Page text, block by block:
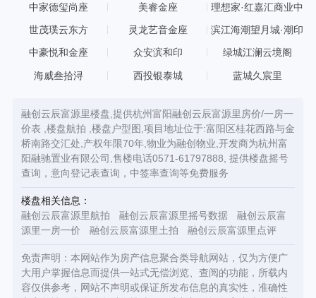
中家德玺尚座 美睿金座
理想家·红嘉汇商业中
世茂璞云东方 灵龙艺音金座 滨江海潮望月城·潮印
中豪悦和金座 众安滨和印 绿城江澜云境阁
海威叁拾浔 西投银泰城 蓝城久宸里
融创云辰富源里楼盘,提供杭州富阳融创云辰富源里房价/一房一
价表 ,楼盘航拍 ,楼盘户型图,项目地址位于:富阳区桂花西路与金
桥南路交汇处,产权年限70年,物业为融创物业,开发商为杭州富
阳融驰置业有限公司,售楼电话0571-61797888, 提供楼盘摇号
查询，意向登记表查询，中签率查询等免费服务
楼盘相关信息：
融创云辰富源里航拍
融创云辰富源里摇号数据
融创云辰富
源里一房一价
融创云辰富源里土拍 融创云辰富源里点评
免责声明：本网站作为房产信息聚合类导航网站，仅为方便广
大用户掌握信息而提供一站式无偿浏览、查阅的功能，所载内
容仅供参考，网站不声明或保证所发布信息的真实性，准确性